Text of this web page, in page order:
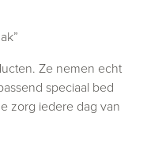
Ze nemen echt
speciaal bed
zorg iedere dag van